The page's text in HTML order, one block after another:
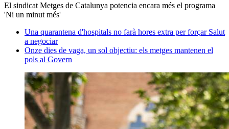
El sindicat Metges de Catalunya potencia encara més el programa
'Ni un minut més'
Una quarantena d'hospitals no farà hores extra per forçar Salut
a negociar
Onze dies de vaga, un sol objectiu: els metges mantenen el
pols al Govern